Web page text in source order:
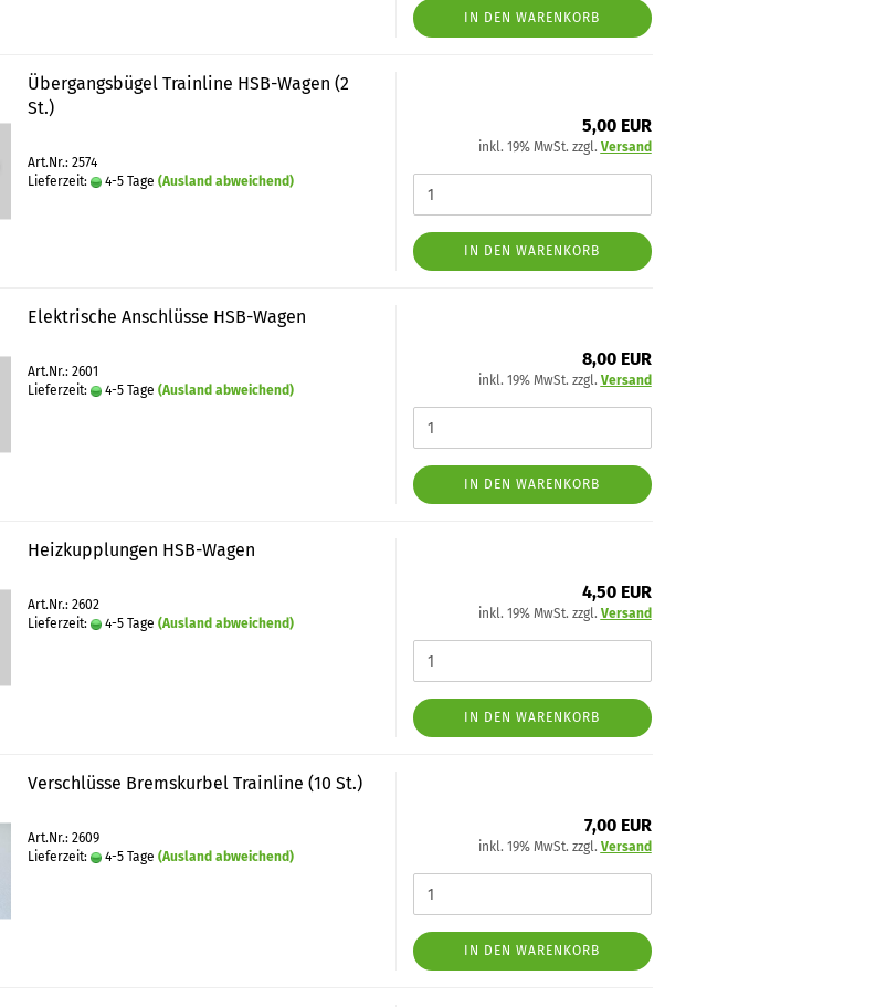
IN DEN WARENKORB
Übergangsbügel Trainline HSB-Wagen (2
St.)
Art.Nr.: 2574
Lieferzeit:
4-5 Tage (Ausland abweichend)
5,00 EUR
inkl. 19% MwSt. zzgl. Versand
IN DEN WARENKORB
Elektrische Anschlüsse HSB-Wagen
Art.Nr.: 2601
Lieferzeit:
4-5 Tage (Ausland abweichend)
8,00 EUR
inkl. 19% MwSt. zzgl. Versand
IN DEN WARENKORB
Heizkupplungen HSB-Wagen
Art.Nr.: 2602
Lieferzeit:
4-5 Tage (Ausland abweichend)
4,50 EUR
inkl. 19% MwSt. zzgl. Versand
IN DEN WARENKORB
Verschlüsse Bremskurbel Trainline (10 St.)
Art.Nr.: 2609
Lieferzeit:
4-5 Tage (Ausland abweichend)
7,00 EUR
inkl. 19% MwSt. zzgl. Versand
IN DEN WARENKORB